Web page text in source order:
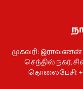
முகவரி: இராவணன்
செந்தில் நகர்,
தொலைபேசி: